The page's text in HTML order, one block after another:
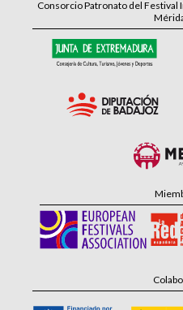
Consorcio Patronato del Festival